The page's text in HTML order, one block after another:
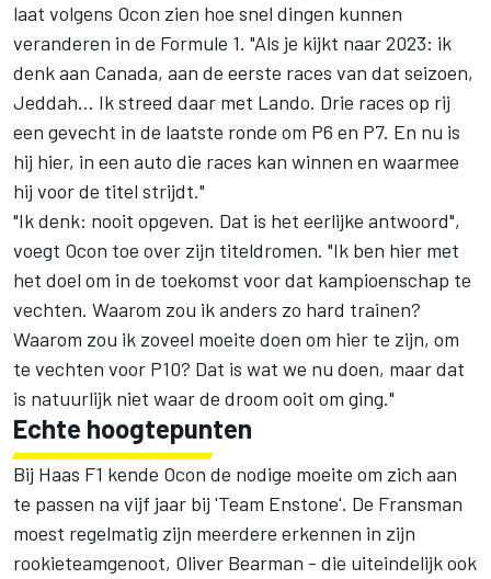
laat volgens Ocon zien hoe snel dingen kunnen
veranderen in de Formule 1. "Als je kijkt naar 2023: ik
denk aan Canada, aan de eerste races van dat seizoen,
Jeddah... Ik streed daar met Lando. Drie races op rij
een gevecht in de laatste ronde om P6 en P7. En nu is
hij hier, in een auto die races kan winnen en waarmee
hij voor de titel strijdt."
"Ik denk: nooit opgeven. Dat is het eerlijke antwoord",
voegt Ocon toe over zijn titeldromen. "Ik ben hier met
het doel om in de toekomst voor dat kampioenschap te
vechten. Waarom zou ik anders zo hard trainen?
Waarom zou ik zoveel moeite doen om hier te zijn, om
te vechten voor P10? Dat is wat we nu doen, maar dat
is natuurlijk niet waar de droom ooit om ging."
Echte hoogtepunten
Bij Haas F1 kende Ocon de nodige moeite om zich aan
te passen na vijf jaar bij 'Team Enstone'. De Fransman
moest regelmatig zijn meerdere erkennen in zijn
rookieteamgenoot, Oliver Bearman - die uiteindelijk ook